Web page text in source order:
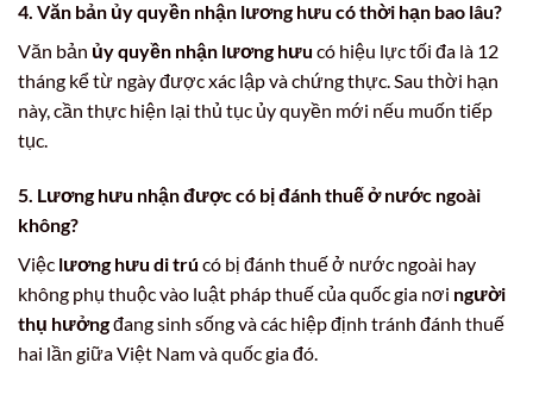
4. Văn bản ủy quyền nhận lương hưu có thời hạn bao lâu?
Văn bản ủy quyền nhận lương hưu có hiệu lực tối đa là 12
tháng kể từ ngày được xác lập và chứng thực. Sau thời hạn
này, cần thực hiện lại thủ tục ủy quyền mới nếu muốn tiếp
tục.
5. Lương hưu nhận được có bị đánh thuế ở nước ngoài
không?
Việc lương hưu di trú có bị đánh thuế ở nước ngoài hay
không phụ thuộc vào luật pháp thuế của quốc gia nơi người
thụ hưởngđang sinh sống và các hiệp định tránh đánh thuế
hai lần giữa Việt Nam và quốc gia đó.